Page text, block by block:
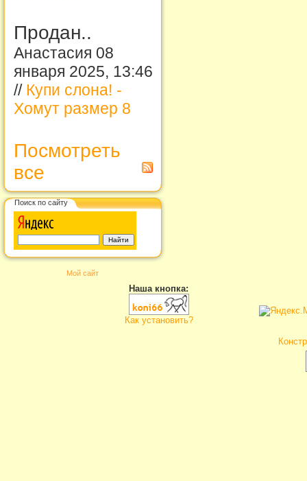
Продан..
Анастасия 08
января 2025, 13:46
// Купи слона! -
Хомут размер 8
Посмотреть
все
Поиск по сайту
Мой сайт
Наша кнопка:
Как установить?